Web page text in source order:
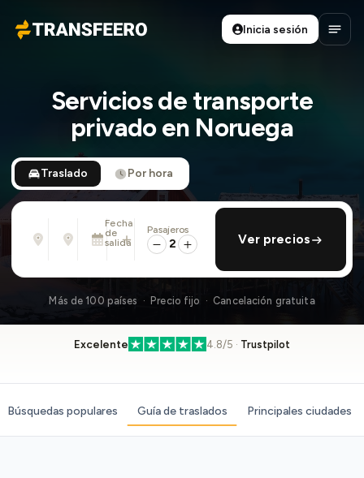
Transfeero
Inicia sesión
Abrir
Servicios de transporte
privado en Noruega
Traslado Por hora
Desde
Dirección, aeropuerto, hotel, ...
Hasta
Dirección, aeropuerto, hotel, ...
Fecha
de
salida
Dom., 9 Ago. · 01:45 PM
añadir regreso
Pasajeros
2 Ver precios
Más de 100 países · Precio fijo · Cancelación gratuita
Excelente 4.8/5 · Trustpilot
Búsquedas populares Guía de traslados Principales ciudades